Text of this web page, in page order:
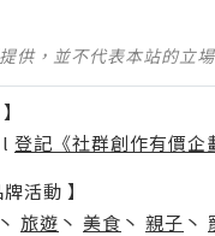
供，並不代表本站的立
登記《社群創作有價企
活動 】
丶 旅遊 丶 美食 丶 親子 丶